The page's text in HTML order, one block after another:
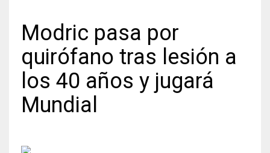
NYJ
Modric pasa por
quirófano tras lesión a
los 40 años y jugará
Mundial